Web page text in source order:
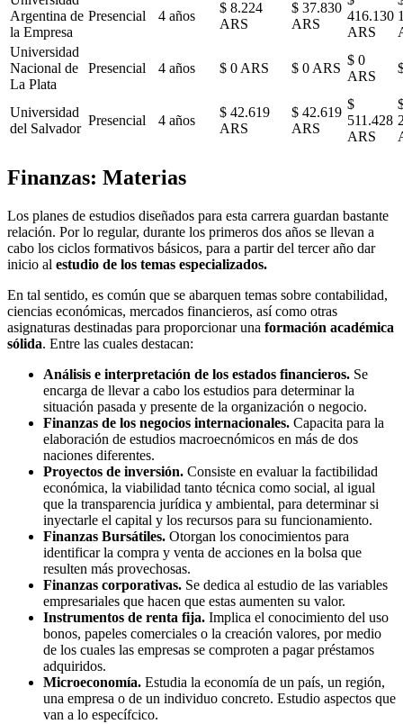
Argentina de
la Empresa
Presencial 4 años
$ 8.224
ARS
$ 37.830
ARS
416.130
ARS
Universidad
Nacional de
La Plata
Presencial 4 años $ 0 ARS $ 0 ARS
$ 0
ARS
Universidad
del Salvador
Presencial 4 años
$ 42.619
ARS
$ 42.619
ARS
$
511.428
ARS
Finanzas: Materias
Los planes de estudios diseñados para esta carrera guardan bastante
relación. Por lo regular, durante los primeros dos años se llevan a
cabo los ciclos formativos básicos, para a partir del tercer año dar
inicio al estudio de los temas especializados.
En tal sentido, es común que se abarquen temas sobre contabilidad,
ciencias económicas, mercados financieros, así como otras
asignaturas destinadas para proporcionar una formación académica
sólida. Entre las cuales destacan:
Análisis e interpretación de los estados financieros. Se
encarga de llevar a cabo los estudios para determinar la
situación pasada y presente de la organización o negocio.
Finanzas de los negocios internacionales. Capacita para la
elaboración de estudios macroecnómicos en más de dos
naciones diferentes.
Proyectos de inversión. Consiste en evaluar la factibilidad
económica, la viabilidad tanto técnica como social, al igual
que la transparencia jurídica y ambiental, para determinar si
inyectarle el capital y los recursos para su funcionamiento.
Finanzas Bursátiles. Otorgan los conocimientos para
identificar la compra y venta de acciones en la bolsa que
resulten más provechosas.
Finanzas corporativas. Se dedica al estudio de las variables
empresariales que hacen que estas aumenten su valor.
Instrumentos de renta fija. Implica el conocimiento del uso
bonos, papeles comerciales o la creación valores, por medio
de los cuales las empresas se comproten a pagar préstamos
adquiridos.
Microeconomía. Estudia la economía de un país, un región,
una empresa o de un individuo concreto. Estudio aspectos que
van a lo específcico.